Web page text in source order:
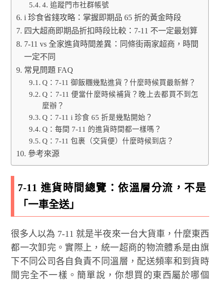
4. 追蹤門市社群帳號
i 珍食省錢攻略：掌握即期品 65 折的黃金時段
四大超商即期品折扣時段比較：7-11 不一定最划算
7-11 vs 全家進貨時間差異：同條街兩家超商，時間
一定不同
常見問題 FAQ
Q：7-11 御飯糰幾點進貨？什麼時候買最新鮮？
Q：7-11 便當什麼時候補貨？晚上去都買不到怎
麼辦？
Q：7-11 i 珍食 65 折是幾點開始？
Q：每間 7-11 的進貨時間都一樣嗎？
Q：7-11 包裹（交貨便）什麼時候到店？
參考來源
7-11 進貨時間總覽：依溫層分流，不是
「一車全送」
很多人以為 7-11 就是半夜來一台大貨車，什麼東西
都一次卸完。實際上，統一超商的物流體系是由旗
下不同公司各自負責不同溫層，配送頻率和到貨時
間完全不一樣。簡單說，你想買的東西屬於哪個